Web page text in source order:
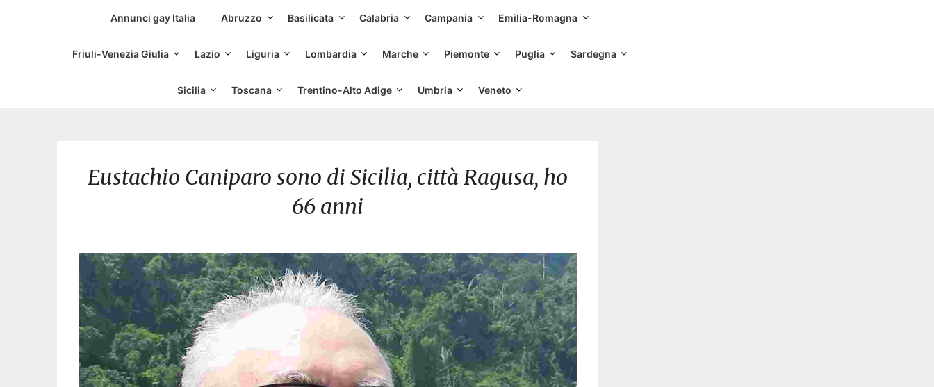
Siti Incontri Gay
Annunci gay Italia Abruzzo Basilicata Calabria Campania Emilia-Romagna
Friuli-Venezia Giulia Lazio Liguria Lombardia Marche Piemonte Puglia Sardegna
Sicilia Toscana Trentino-Alto Adige Umbria Veneto
Eustachio Caniparo sono di Sicilia, città Ragusa, ho
66 anni